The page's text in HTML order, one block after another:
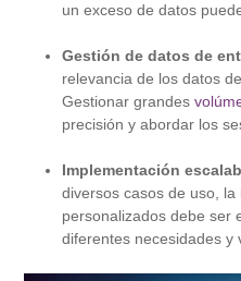
un exceso de datos
Gestión de datos de
relevancia de los datos
Gestionar grandes
precisión y abordar los
Implementación
diversos casos de uso,
personalizados debe ser
diferentes necesidades y